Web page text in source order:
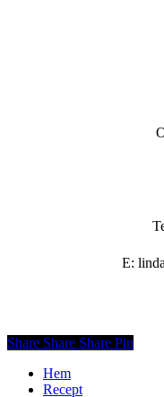
E:
Share
Share Share Share Pin
Close
Menu
Hem
Recept